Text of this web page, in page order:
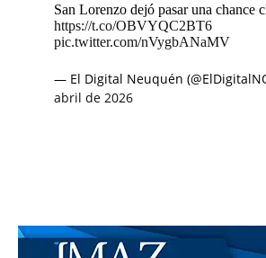
San Lorenzo dejó pasar una chance
https://t.co/OBVYQC2BT6
pic.twitter.com/nVygbANaMV
— El Digital Neuquén
abril de 2026